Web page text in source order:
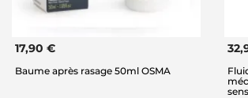
17,90 €
Baume après rasage 50ml OSMA